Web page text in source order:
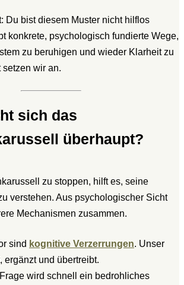
Du bist diesem Muster nicht hilflos
konkrete, psychologisch fundierte Wege,
zu beruhigen und wieder Klarheit zu
wir an.
sich das
überhaupt?
zu stoppen, hilft es, seine
verstehen. Aus psychologischer Sicht
Mechanismen zusammen.
sind kognitive Verzerrungen. Unser
ergänzt und übertreibt.
wird schnell ein bedrohliches